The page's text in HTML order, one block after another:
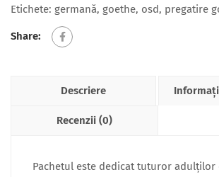
Etichete: germană, goethe, osd, pregatire
Share:
Descriere
Recenzii (0)
Pachetul este dedicat tuturor adulților